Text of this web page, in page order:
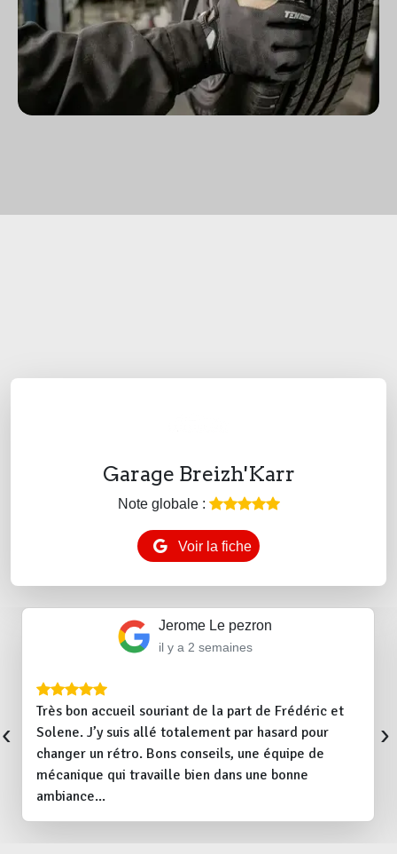
Garage Breizh'Karr
Note globale :
Voir la fiche
Jerome Le pezron
il y a 2 semaines
Très bon accueil souriant de la part de Frédéric et
Solene. J’y suis allé totalement par hasard pour
changer un rétro. Bons conseils, une équipe de
mécanique qui travaille bien dans une bonne
ambiance...
‹ ›